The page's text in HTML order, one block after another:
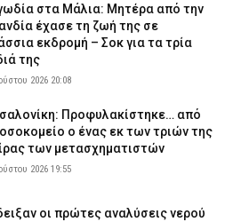
στα Μάλια: Μητέρα από την
έχασε τη ζωή της σε
εκδρομή – Σοκ για τα τρία
της
2026 20:08
Προφυλακίστηκε… από
ο ένας εκ των τριών της
των μετασχηματιστών
2026 19:55
οι πρώτες αναλύσεις νερού